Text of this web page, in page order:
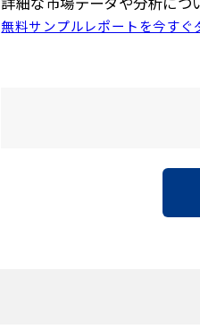
無料サンプルレポートを今すぐ